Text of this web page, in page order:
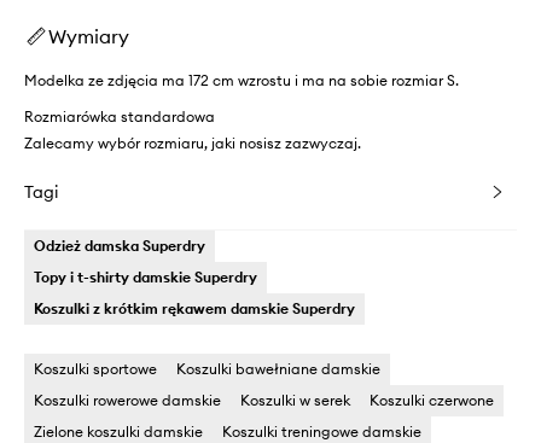
Wymiary
Modelka ze zdjęcia ma 172 cm wzrostu i ma na sobie rozmiar S.
Rozmiarówka standardowa
Zalecamy wybór rozmiaru, jaki nosisz zazwyczaj.
Tagi
Odzież damska Superdry
Topy i t-shirty damskie Superdry
Koszulki z krótkim rękawem damskie Superdry
Koszulki sportowe
Koszulki bawełniane damskie
Koszulki rowerowe damskie
Koszulki w serek
Koszulki czerwone
Zielone koszulki damskie
Koszulki treningowe damskie